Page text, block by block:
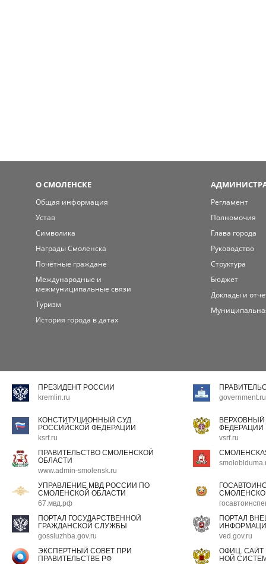
О СМОЛЕНСКЕ
Общая информация
Устав
Символика
Награды Смоленска
Почётные граждане
Международные и
межмуниципальные связи
Туризм
История города в датах
Регламент
Полномочия
Глава города
Руководство
Структура
Бюджет
Доклады и
ПРЕЗИДЕНТ РОССИИ
kremlin.ru
government.ru
КОНСТИТУЦИОННЫЙ СУД
РОССИЙСКОЙ ФЕДЕРАЦИИ
ksrf.ru
ФЕДЕРАЦИИ
vsrf.ru
ПРАВИТЕЛЬСТВО СМОЛЕНСКОЙ
ОБЛАСТИ
www.admin-smolensk.ru
УПРАВЛЕНИЕ МВД РОССИИ ПО
СМОЛЕНСКОЙ ОБЛАСТИ
67.мвд.рф
ПОРТАЛ ГОСУДАРСТВЕННОЙ
ГРАЖДАНСКОЙ СЛУЖБЫ
gossluzhba.gov.ru
ПОРТАЛ
ved.gov.ru
ЭКСПЕРТНЫЙ СОВЕТ ПРИ
ПРАВИТЕЛЬСТВЕ РФ
ОФИЦ.
НОЙ